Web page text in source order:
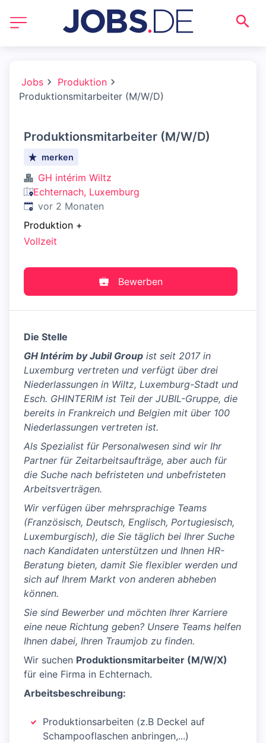
Jobs
Produktion
Produktionsmitarbeiter (M/W/D)
Produktionsmitarbeiter (M/W/D)
merken
GH intérim Wiltz
Echternach, Luxemburg
Veröffentlicht:
vor 2 Monaten
Produktion +
Vollzeit
Bewerben
Die Stelle
GH Intérim by Jubil Group ist seit 2017 in
Luxemburg vertreten und verfügt über drei
Niederlassungen in Wiltz, Luxemburg-Stadt und
Esch. GHINTERIM ist Teil der JUBIL-Gruppe, die
bereits in Frankreich und Belgien mit über 100
Niederlassungen vertreten ist.
Als Spezialist für Personalwesen sind wir Ihr
Partner für Zeitarbeitsaufträge, aber auch für
die Suche nach befristeten und unbefristeten
Arbeitsverträgen.
Wir verfügen über mehrsprachige Teams
(Französisch, Deutsch, Englisch, Portugiesisch,
Luxemburgisch), die Sie täglich bei Ihrer Suche
nach Kandidaten unterstützen und Ihnen HR-
Beratung bieten, damit Sie flexibler werden und
sich auf Ihrem Markt von anderen abheben
können.
Sie sind Bewerber und möchten Ihrer Karriere
eine neue Richtung geben? Unsere Teams helfen
Ihnen dabei, Ihren Traumjob zu finden.
Wir suchen Produktionsmitarbeiter (M/W/X)
für eine Firma in Echternach.
Arbeitsbeschreibung:
Produktionsarbeiten (z.B Deckel auf
Schampooflaschen anbringen,...)